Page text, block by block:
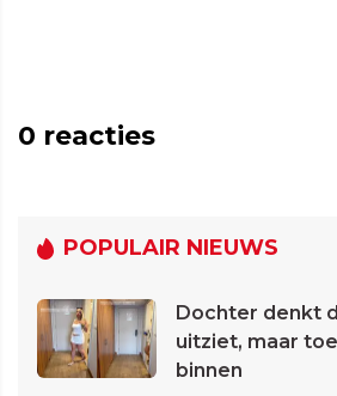
0 reacties
POPULAIR NIEUWS
Dochter denkt
uitziet, maar
binnen